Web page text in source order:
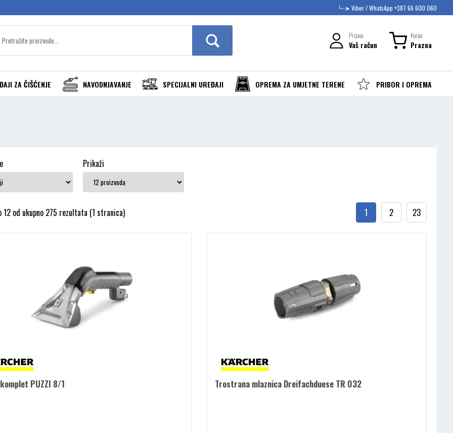
╰┈➤ Viber / WhatsApp +387 66 600 060
Prijava
Vaš račun
Korpa
Prazna
ZA ČIŠĆENJE NAVODNJAVANJE SPECIJALNI UREĐAJI OPREMA ZA UMJETNE TERENE PRIBOR I OPREMA
Prikaži
12 od ukupno 275 rezultata (1 stranica) 1 2 23
PUZZI 8/1 Trostrana mlaznica Dreifachduese TR 032